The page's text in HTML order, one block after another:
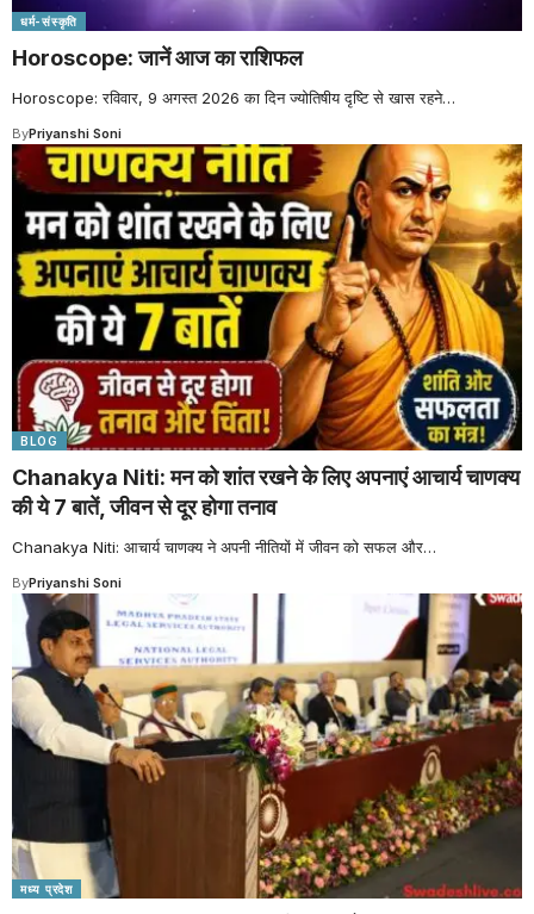
धर्म-संस्कृति
Horoscope: जानें आज का राशिफल
Horoscope: रविवार, 9 अगस्त 2026 का दिन ज्योतिषीय दृष्टि से खास रहने…
ByPriyanshi Soni
BLOG
Chanakya Niti: मन को शांत रखने के लिए अपनाएं आचार्य चाणक्य
की ये 7 बातें, जीवन से दूर होगा तनाव
Chanakya Niti: आचार्य चाणक्य ने अपनी नीतियों में जीवन को सफल और…
ByPriyanshi Soni
मध्य प्रदेश